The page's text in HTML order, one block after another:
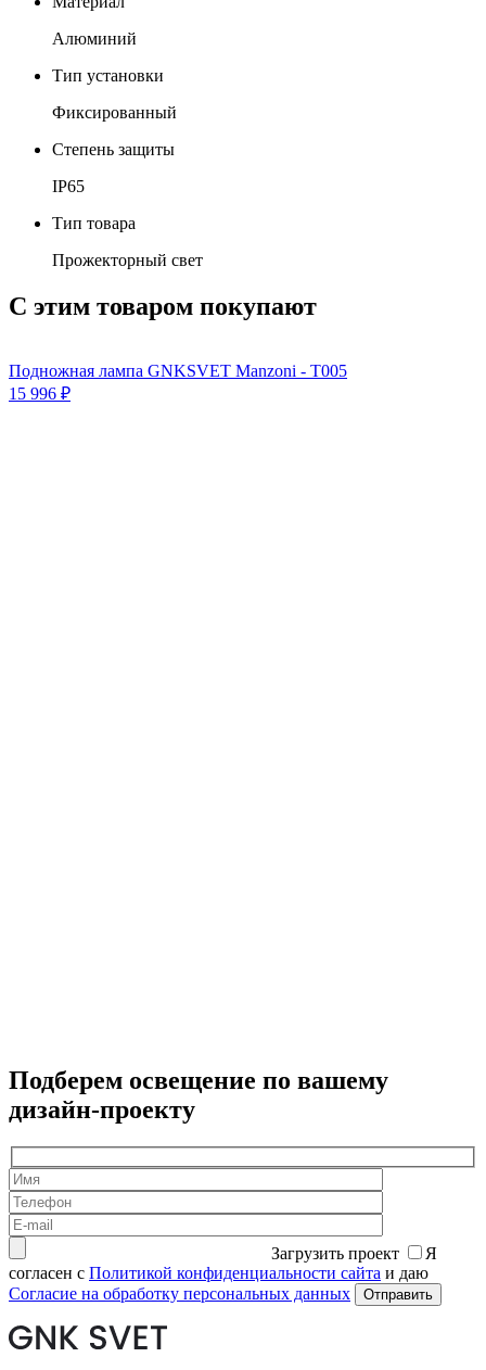
Алюминий
Тип установки
Фиксированный
Степень защиты
IP65
Тип товара
Прожекторный свет
С этим товаром покупают
Подножная лампа GNKSVET Manzoni - T005
15 996 ₽
Подберем освещение по вашему
дизайн-проекту
Загрузить проект
Я
согласен с Политикой конфиденциальности сайта и даю
Согласие на обработку персональных данных